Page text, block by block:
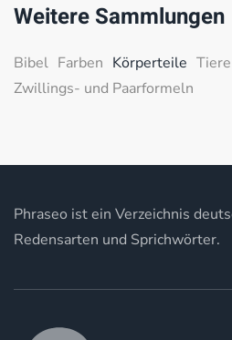
Weitere Sammlungen
Bibel Farben Körperteile Tiere
Zwillings- und Paarformeln
Phraseo ist ein Verzeichnis
Redensarten und Sprichwörter.